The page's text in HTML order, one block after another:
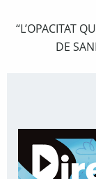
“L’OPACITAT
DE